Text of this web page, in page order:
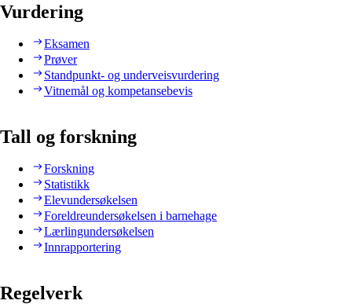
Vurdering
Eksamen
Prøver
Standpunkt- og underveisvurdering
Vitnemål og kompetansebevis
Tall og forskning
Forskning
Statistikk
Elevundersøkelsen
Foreldreundersøkelsen i barnehage
Lærlingundersøkelsen
Innrapportering
Regelverk